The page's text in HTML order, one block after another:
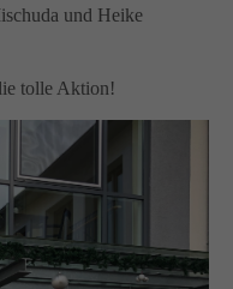
adipiscing
Aenean massa.
dis parturient
quam felis,
und Heike
tolle Aktion!